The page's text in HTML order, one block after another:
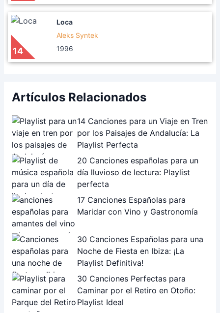
14
Loca
Aleks Syntek
1996
Artículos Relacionados
14 Canciones para un Viaje en Tren
por los Paisajes de Andalucía: La
Playlist Perfecta
20 Canciones españolas para un
día lluvioso de lectura: Playlist
perfecta
17 Canciones Españolas para
Maridar con Vino y Gastronomía
30 Canciones Españolas para una
Noche de Fiesta en Ibiza: ¡La
Playlist Definitiva!
30 Canciones Perfectas para
Caminar por el Retiro en Otoño:
Playlist Ideal